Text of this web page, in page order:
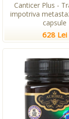
Canticer Plus -
impotriva
capsule
628 Lei